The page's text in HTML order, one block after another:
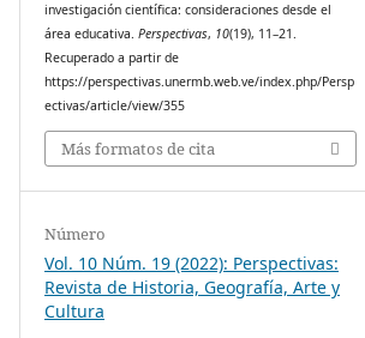
investigación científica: consideraciones desde el
área educativa.Perspectivas, 10(19), 11–21.
Recuperado a partir de
https://perspectivas.unermb.web.ve/index.php/Persp
ectivas/article/view/355
Más formatos de cita
Número
Vol. 10 Núm. 19 (2022): Perspectivas:
Revista de Historia, Geografía, Arte y
Cultura